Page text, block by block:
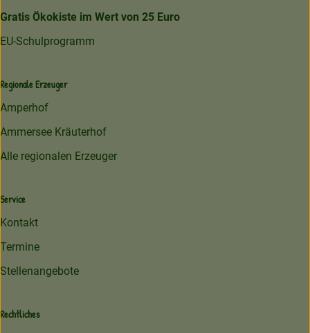
Gratis Ökokiste im Wert von 25 Euro
EU-Schulprogramm
Regionale Erzeuger
Amperhof
Ammersee Kräuterhof
Alle regionalen Erzeuger
Service
Kontakt
Termine
Stellenangebote
Rechtliches